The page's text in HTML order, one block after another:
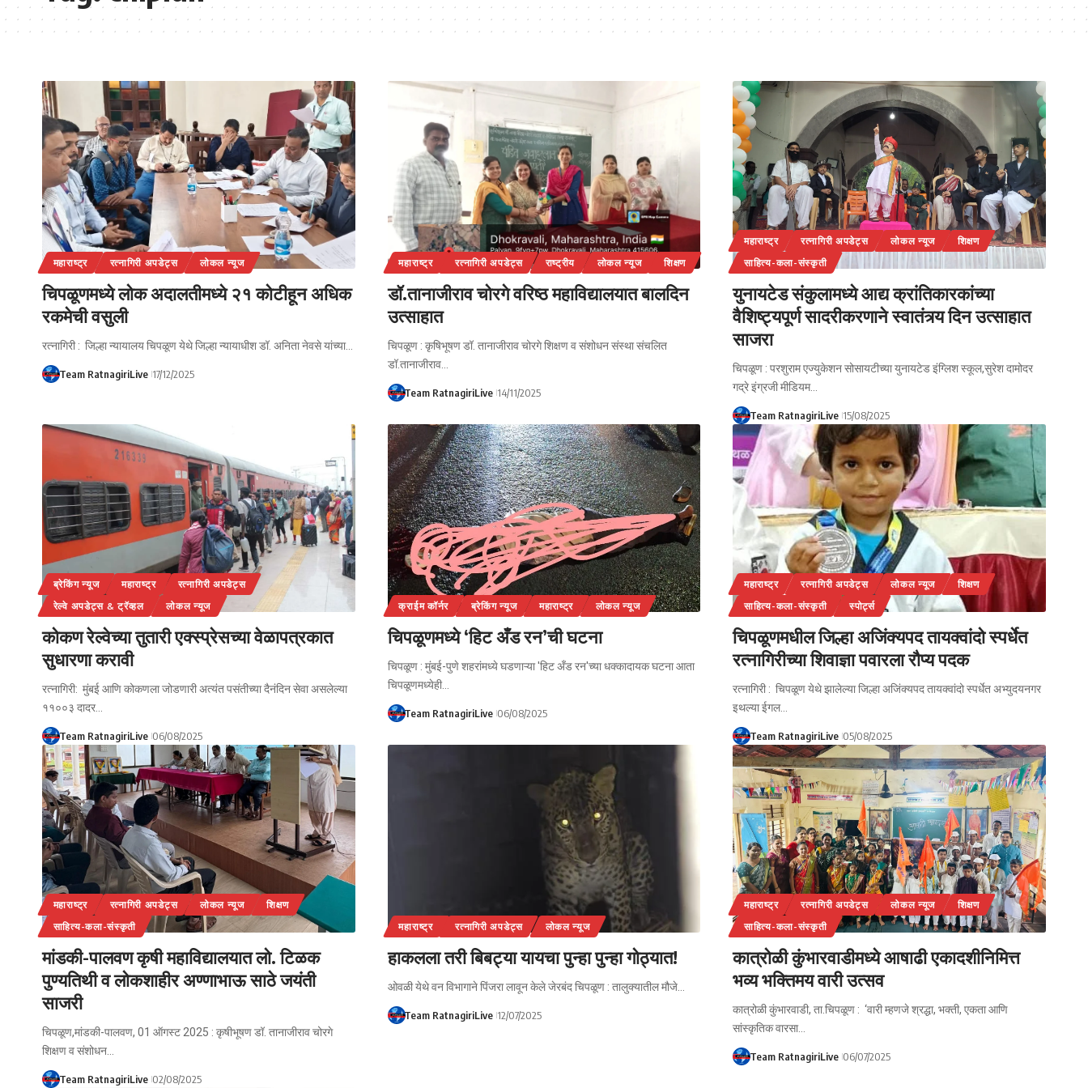
महाराष्ट्र रत्नागिरी अपडेट्स लोकल न्यूज
चिपळूणमध्ये लोक अदालतीमध्ये २१ कोटीहून अधिक
रकमेची वसुली
रत्नागिरी : जिल्हा न्यायालय चिपळूण येथे जिल्हा न्यायाधीश डॉ. अनिता नेवसे यांच्या…
Team RatnagiriLive 17/12/2025
महाराष्ट्र रत्नागिरी अपडेट्स राष्ट्रीय लोकल न्यूज शिक्षण
डॉ.तानाजीराव चोरगे वरिष्ठ महाविद्यालयात बालदिन
उत्साहात
चिपळूण : कृषिभूषण डॉ. तानाजीराव चोरगे शिक्षण व संशोधन संस्था संचलित
डॉ.तानाजीराव…
Team RatnagiriLive 14/11/2025
महाराष्ट्र रत्नागिरी अपडेट्स लोकल न्यूज
शिक्षण
साहित्य-कला-संस्कृती
युनायटेड संकुलामध्ये आद्य क्रांतिकारकांच्या
वैशिष्ट्यपूर्ण सादरीकरणाने स्वातंत्र्य दिन उत्साहात
साजरा
चिपळूण : परशुराम एज्युकेशन सोसायटीच्या युनायटेड इंग्लिश स्कूल,सुरेश दामोदर
गद्रे इंग्रजी मीडियम…
Team RatnagiriLive 15/08/2025
ब्रेकिंग न्यूज महाराष्ट्र
रत्नागिरी अपडेट्स
रेल्वे अपडेट्स & ट्रॅव्हल
लोकल न्यूज
कोकण रेल्वेच्या तुतारी एक्स्प्रेसच्या वेळापत्रकात
सुधारणा करावी
रत्नागिरी: मुंबई आणि कोकणला जोडणारी अत्यंत पसंतीच्या दैनंदिन सेवा असलेल्या
११००३ दादर…
Team RatnagiriLive 06/08/2025
क्राईम कॉर्नर ब्रेकिंग न्यूज महाराष्ट्र लोकल न्यूज
चिपळूणमध्ये ‘हिट अँड रन’ची घटना
चिपळूण : मुंबई-पुणे शहरांमध्ये घडणाऱ्या 'हिट अँड रन'च्या धक्कादायक घटना आता
चिपळूणमध्येही…
Team RatnagiriLive 06/08/2025
महाराष्ट्र रत्नागिरी अपडेट्स लोकल न्यूज
शिक्षण
साहित्य-कला-संस्कृती
स्पोर्ट्स
चिपळूणमधील जिल्हा अजिंक्यपद तायक्वांदो स्पर्धेत
रत्नागिरीच्या शिवाज्ञा पवारला रौप्य पदक
रत्नागिरी : चिपळूण येथे झालेल्या जिल्हा अजिंक्यपद तायक्वांदो स्पर्धेत अभ्युदयनगर
इथल्या ईगल…
Team RatnagiriLive 05/08/2025
महाराष्ट्र रत्नागिरी अपडेट्स लोकल न्यूज
शिक्षण
साहित्य-कला-संस्कृती
मांडकी-पालवण कृषी महाविद्यालयात लो. टिळक
पुण्यतिथी व लोकशाहीर अण्णाभाऊ साठे जयंती
साजरी
चिपळूण,मांडकी-पालवण, 01 ऑगस्ट 2025 : कृषीभूषण डॉ. तानाजीराव चोरगे
शिक्षण व संशोधन…
Team RatnagiriLive 02/08/2025
महाराष्ट्र रत्नागिरी अपडेट्स लोकल न्यूज
हाकलला तरी बिबट्या यायचा पुन्हा पुन्हा गोठ्यात!
ओवळी येथे वन विभागाने पिंजरा लावून केले जेरबंद चिपळूण : तालुक्यातील मौजे…
Team RatnagiriLive 12/07/2025
महाराष्ट्र रत्नागिरी अपडेट्स लोकल न्यूज
शिक्षण
साहित्य-कला-संस्कृती
कात्रोळी कुंभारवाडीमध्ये आषाढी एकादशीनिमित्त
भव्य भक्तिमय वारी उत्सव
कात्रोळी कुंभारवाडी, ता.चिपळूण : ‘वारी म्हणजे श्रद्धा, भक्ती, एकता आणि
सांस्कृतिक वारसा…
Team RatnagiriLive 06/07/2025